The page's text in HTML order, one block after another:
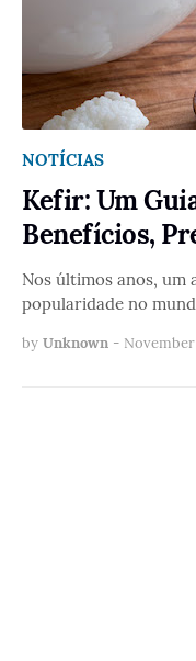
NOTÍCIAS
Kefir: Um
Benefícios,
Nos últimos anos, um
popularidade no
by Unknown -